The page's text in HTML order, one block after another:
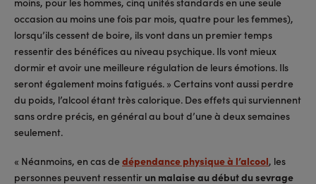
occasion au moins une fois par mois, quatre pour les femmes),
lorsqu’ils cessent de boire, ils vont dans un premier temps
ressentir des bénéfices au niveau psychique. Ils vont mieux
dormir et avoir une meilleure régulation de leurs émotions. Ils
seront également moins fatigués. » Certains vont aussi perdre
du poids, l’alcool étant très calorique. Des effets qui surviennent
sans ordre précis, en général au bout d’une à deux semaines
seulement.
« Néanmoins, en cas dedépendance physique à l’alcool, les
personnes peuvent ressentir un malaise au début du sevrage